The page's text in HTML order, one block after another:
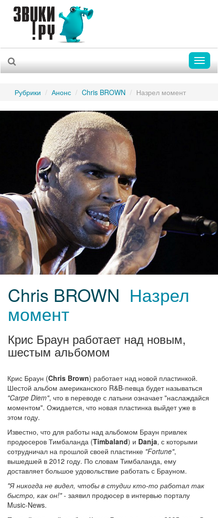
Рубрики Анонс Chris BROWN Назрел момент
Chris BROWN Назрел
момент
Крис Браун работает над новым,
шестым альбомом
Крис Браун (Chris Brown) работает над новой пластинкой.
Шестой альбом американского R&B-певца будет называться
"Carpe Diem", что в переводе с латыни означает "наслаждайся
моментом". Ожидается, что новая пластинка выйдет уже в
этом году.
Известно, что для работы над альбомом Браун привлек
продюсеров Тимбаланда (Timbaland) и Danja, с которыми
сотрудничал на прошлой своей пластинке "Fortune",
вышедшей в 2012 году. По словам Тимбаланда, ему
доставляет большое удовольствие работать с Брауном.
"Я никогда не видел, чтобы в студии кто-то работал так
быстро, как он!"- заявил продюсер в интервью порталу
Music-News.